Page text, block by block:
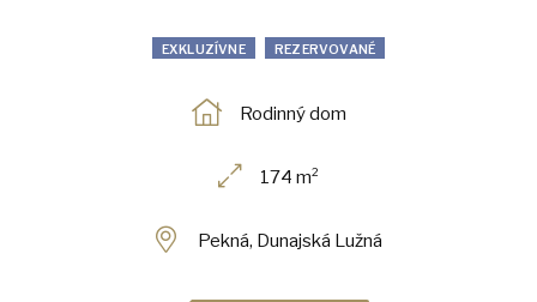
EXKLUZÍVNE REZERVOVANÉ
Rodinný dom
174 m²
Pekná, Dunajská Lužná